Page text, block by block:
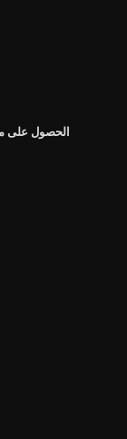
الحصول على